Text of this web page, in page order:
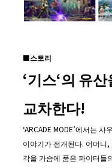
■스토리
‘기스‘의 유
교차한다!
‘ARCADE MODE’에서는
이야기가 전개된다. 어머
각을 가슴에 품은 파이터들